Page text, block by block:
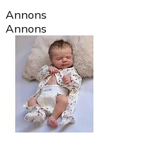
Annons
Annons